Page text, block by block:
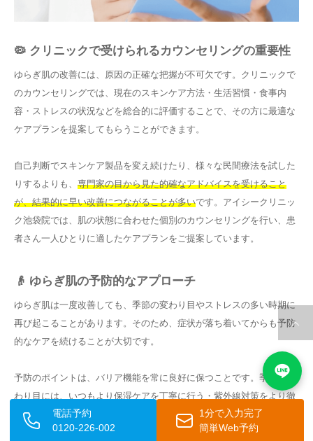
🦠 クリニックで受けられるカウンセリングの重要性
ゆらぎ肌の改善には、原因の正確な把握が不可欠です。クリニックで
のカウンセリングでは、現在のスキンケア方法・生活習慣・食事内
容・ストレスの状況などを総合的に評価することで、その方に最適な
ケアプランを提案してもらうことができます。
自己判断でスキンケア製品を変え続けたり、様々な民間療法を試した
りするよりも、 専門家の目から見た的確なアドバイスを受けること
が、結果的に早い改善につながることが多いです。アイシークリニッ
ク池袋院では、肌の状態に合わせた個別のカウンセリングを行い、患
者さん一人ひとりに適したケアプランをご提案しています。
👴 ゆらぎ肌の予防的なアプローチ
ゆらぎ肌は一度改善しても、季節の変わり目やストレスの多い時期に
再び起こることがあります。そのため、症状が落ち着いてからも予防
的なケアを続けることが大切です。
予防のポイントは、バリア機能を常に良好に保つことです。季節の変
わり目には、いつもより保湿ケアを丁寧に行う・紫外線対策をより徹
底する・スキンケア製品を環境に合わせて変えるなど、先手を打った
ケアが有効です。
電話予約
0120-226-002
1分で入力完了
簡単Web予約